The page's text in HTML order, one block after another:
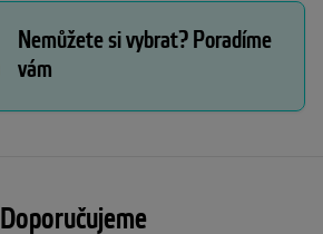
Nemůžete si vybrat? Poradíme
vám
Doporučujeme